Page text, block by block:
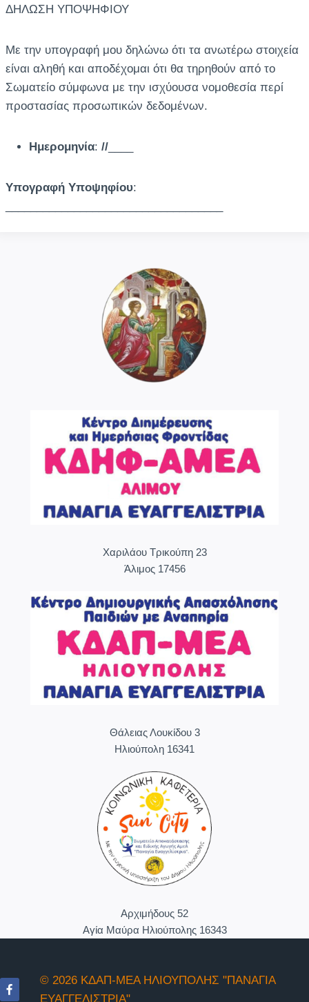
ΔΗΛΩΣΗ ΥΠΟΨΗΦΙΟΥ
Με την υπογραφή μου δηλώνω ότι τα ανωτέρω στοιχεία
είναι αληθή και αποδέχομαι ότι θα τηρηθούν από το
Σωματείο σύμφωνα με την ισχύουσα νομοθεσία περί
προστασίας προσωπικών δεδομένων.
Ημερομηνία: //
Υπογραφή Υποψηφίου:
Χαριλάου Τρικούπη 23
Άλιμος 17456
Θάλειας Λουκίδου 3
Ηλιούπολη 16341
Aρχιμήδους 52
Αγία Μαύρα Ηλιούπολης 16343
© 2026 ΚΔΑΠ-ΜΕΑ ΗΛΙΟΥΠΟΛΗΣ "ΠΑΝΑΓΙΑ
ΕΥΑΓΓΕΛΙΣΤΡΙΑ"